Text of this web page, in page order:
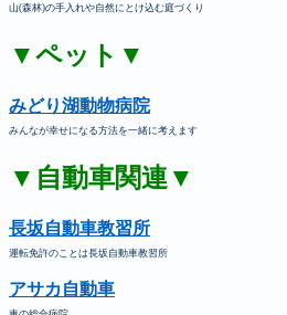
山(森林)の手入れや自然にとけ込む庭づくり
▼ペット▼
みどり湖動物病院
みんなが幸せになる方法を一緒に考えます
▼自動車関連▼
長坂自動車教習所
運転免許のことは長坂自動車教習所
アサカ自動車